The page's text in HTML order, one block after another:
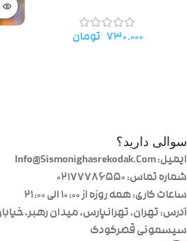
۷۳۰.۰۰۰ تومان
سوالی دارید؟
ایمیل: Info@Sismonighasrekodak.Com
شماره تماس: 02177786550
ساعات کاری: همه روزه از ۱۰:۰۰ الی ۲۱:۰۰
آدرس: تهران، تهرانپارس، میدان رهبر،
سیسمونی قصرکودک